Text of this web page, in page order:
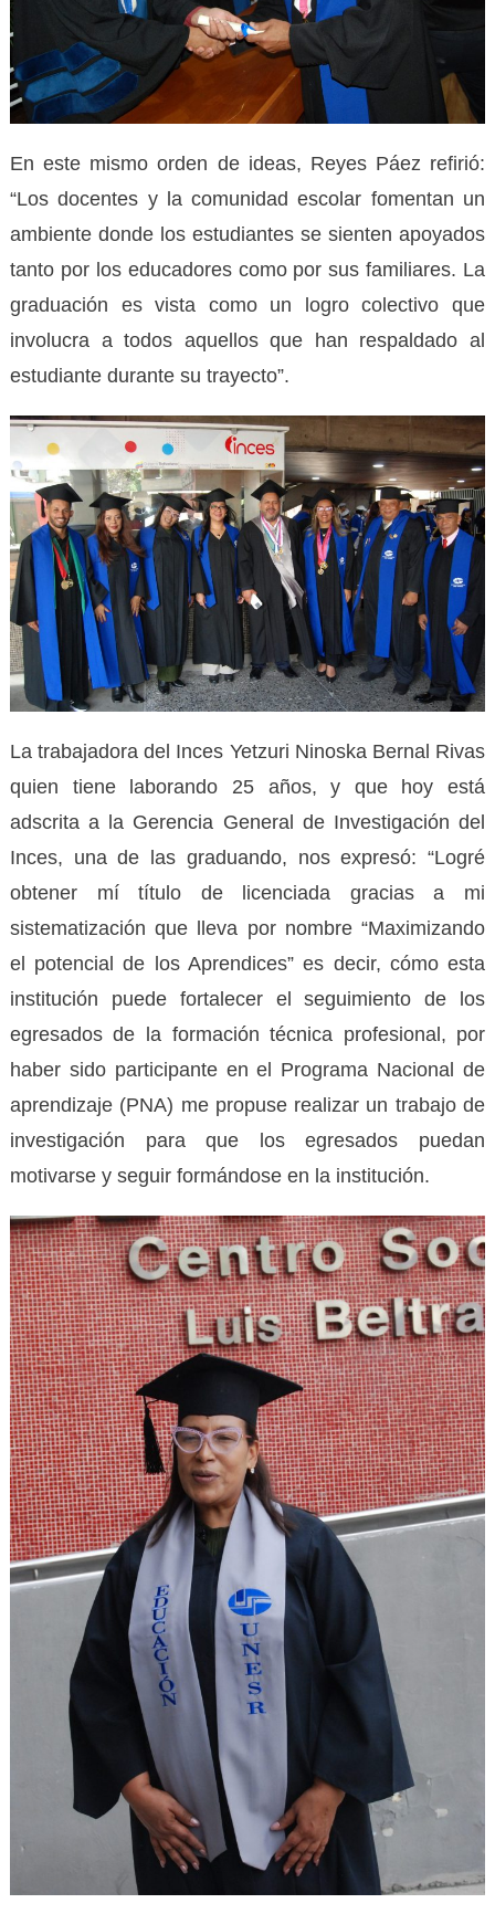
En este mismo orden de ideas, Reyes Páez refirió:
“Los docentes y la comunidad escolar fomentan un
ambiente donde los estudiantes se sienten apoyados
tanto por los educadores como por sus familiares. La
graduación es vista como un logro colectivo que
involucra a todos aquellos que han respaldado al
estudiante durante su trayecto”.
La trabajadora del Inces Yetzuri Ninoska Bernal Rivas
quien tiene laborando 25 años, y que hoy está
adscrita a la Gerencia General de Investigación del
Inces, una de las graduando, nos expresó: “Logré
obtener mí título de licenciada gracias a mi
sistematización que lleva por nombre “Maximizando
el potencial de los Aprendices” es decir, cómo esta
institución puede fortalecer el seguimiento de los
egresados de la formación técnica profesional, por
haber sido participante en el Programa Nacional de
aprendizaje (PNA) me propuse realizar un trabajo de
investigación para que los egresados puedan
motivarse y seguir formándose en la institución.